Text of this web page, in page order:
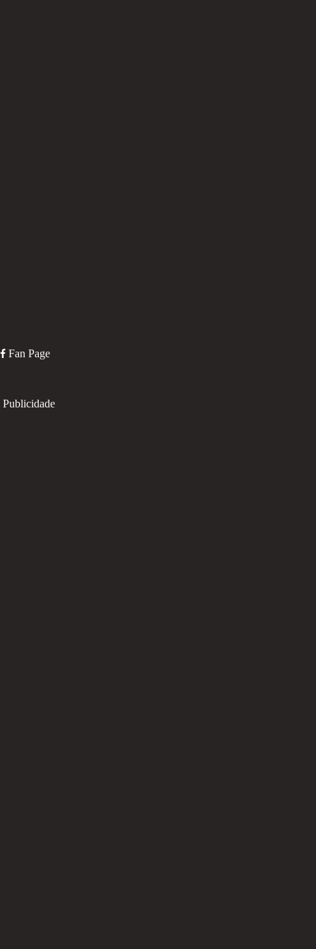
Fan Page
Publicidade